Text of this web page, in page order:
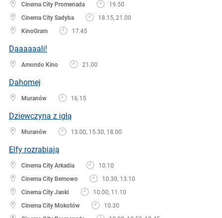
Cinema City Promenada
19.50
Cinema City Sadyba
18.15, 21.00
KinoGram
17.45
Daaaaaali!
Amondo Kino 21.00
Dahomej
Muranów 16.15
Dziewczyna z igłą
Muranów 13.00, 15.30, 18.00
Elfy rozrabiają
Cinema City Arkadia
10.10
Cinema City Bemowo
10.30, 13.10
Cinema City Janki
10.00, 11.10
Cinema City Mokotów
10.30